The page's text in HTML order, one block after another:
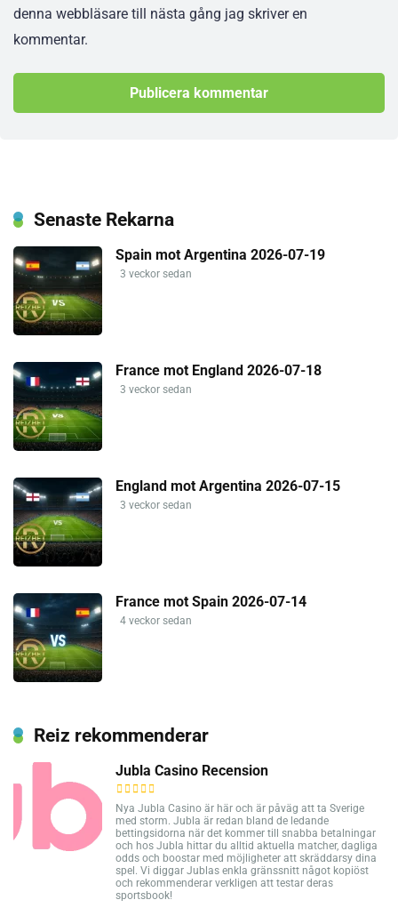
denna webbläsare till nästa gång jag skriver en
kommentar.
Senaste Rekarna
Spain mot Argentina 2026-07-19
3 veckor sedan
France mot England 2026-07-18
3 veckor sedan
England mot Argentina 2026-07-15
3 veckor sedan
France mot Spain 2026-07-14
4 veckor sedan
Reiz rekommenderar
Jubla Casino Recension
Nya Jubla Casino är här och är påväg att ta Sverige
med storm. Jubla är redan bland de ledande
bettingsidorna när det kommer till snabba betalningar
och hos Jubla hittar du alltid aktuella matcher, dagliga
odds och boostar med möjligheter att skräddarsy dina
spel. Vi diggar Jublas enkla gränssnitt något kopiöst
och rekommenderar verkligen att testar deras
sportsbook!